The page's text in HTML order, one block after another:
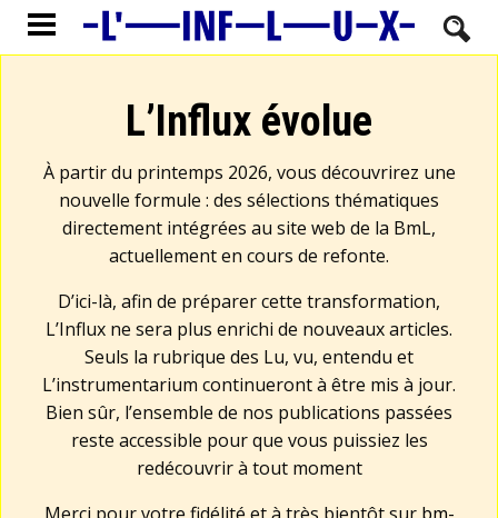
L’Influx évolue
À partir du printemps 2026, vous découvrirez une
nouvelle formule : des sélections thématiques
directement intégrées au site web de la BmL,
actuellement en cours de refonte.
D’ici-là, afin de préparer cette transformation,
L’Influx ne sera plus enrichi de nouveaux articles.
Seuls la rubrique des Lu, vu, entendu et
L’instrumentarium continueront à être mis à jour.
Bien sûr, l’ensemble de nos publications passées
reste accessible pour que vous puissiez les
redécouvrir à tout moment